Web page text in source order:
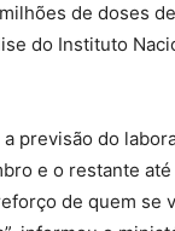
de doses
do Instituto
previsão do
e o restante
de quem se